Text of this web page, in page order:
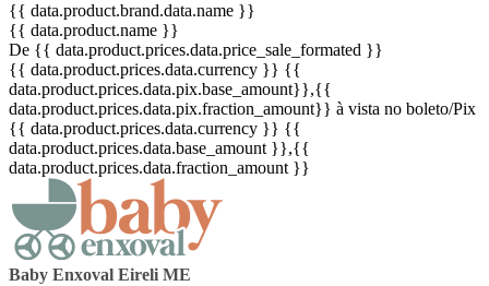
{{ data.product.brand.data.name }}
{{ data.product.name }}
De {{ data.product.prices.data.price_sale_formated }}
{{ data.product.prices.data.currency }} {{
data.product.prices.data.pix.base_amount}},{{
data.product.prices.data.pix.fraction_amount}} à vista no boleto/Pix
{{ data.product.prices.data.currency }} {{
data.product.prices.data.base_amount }},{{
data.product.prices.data.fraction_amount }}
Baby Enxoval Eireli ME